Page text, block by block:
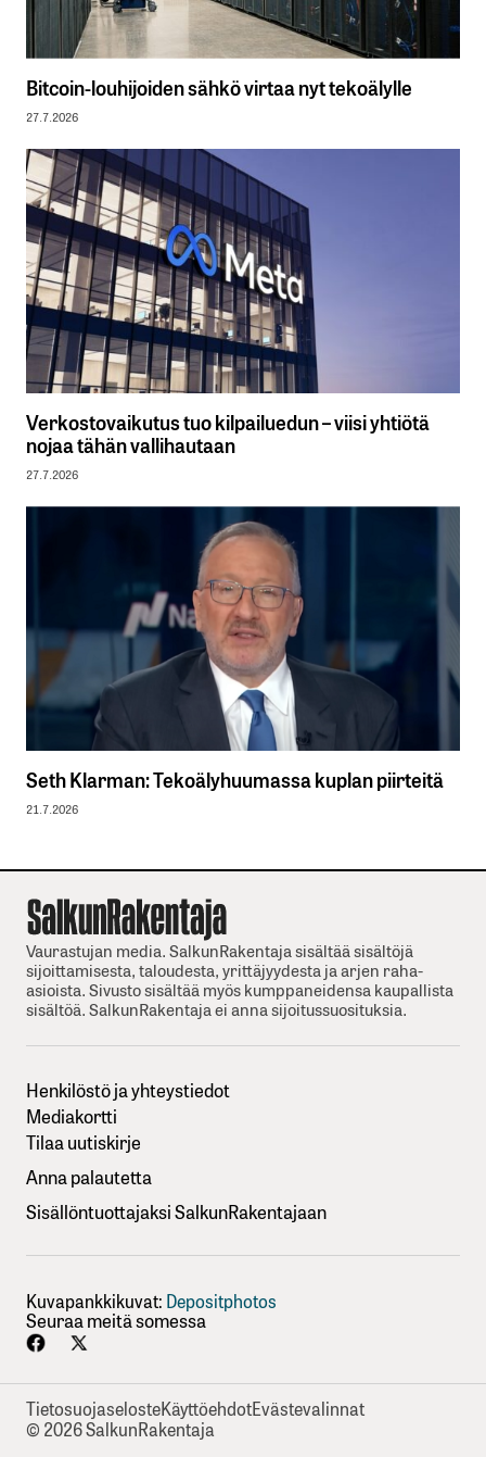
Bitcoin-louhijoiden sähkö virtaa nyt tekoälylle
27.7.2026
Verkostovaikutus tuo kilpailuedun – viisi yhtiötä
nojaa tähän vallihautaan
27.7.2026
Seth Klarman: Tekoälyhuumassa kuplan piirteitä
21.7.2026
Vaurastujan media. SalkunRakentaja sisältää sisältöjä
sijoittamisesta, taloudesta, yrittäjyydesta ja arjen raha-
asioista. Sivusto sisältää myös kumppaneidensa kaupallista
sisältöä. SalkunRakentaja ei anna sijoitussuosituksia.
Henkilöstö ja yhteystiedot
Mediakortti
Tilaa uutiskirje
Anna palautetta
Sisällöntuottajaksi SalkunRakentajaan
Kuvapankkikuvat: Depositphotos
Seuraa meitä somessa
TietosuojaselosteKäyttöehdotEvästevalinnat
© 2026 SalkunRakentaja